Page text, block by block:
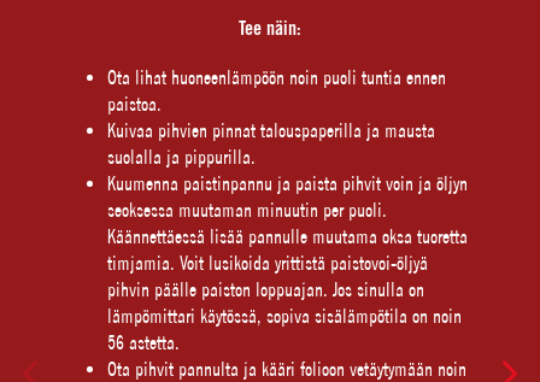
Tee näin:
Ota lihat huoneenlämpöön noin puoli tuntia ennen
paistoa.
Kuivaa pihvien pinnat talouspaperilla ja mausta
suolalla ja pippurilla.
Kuumenna paistinpannu ja paista pihvit voin ja öljyn
seoksessa muutaman minuutin per puoli.
Käännettäessä lisää pannulle muutama oksa tuoretta
timjamia. Voit lusikoida yrittistä paistovoi-öljyä
pihvin päälle paiston loppuajan. Jos sinulla on
lämpömittari käytössä, sopiva sisälämpötila on noin
56 astetta.
Ota pihvit pannulta ja kääri folioon vetäytymään noin